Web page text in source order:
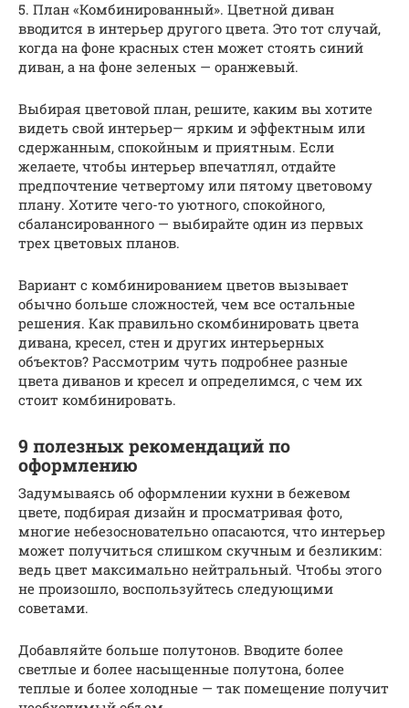
5. План «Комбинированный». Цветной диван
вводится в интерьер другого цвета. Это тот случай,
когда на фоне красных стен может стоять синий
диван, а на фоне зеленых — оранжевый.
Выбирая цветовой план, решите, каким вы хотите
видеть свой интерьер— ярким и эффектным или
сдержанным, спокойным и приятным. Если
желаете, чтобы интерьер впечатлял, отдайте
предпочтение четвертому или пятому цветовому
плану. Хотите чего-то уютного, спокойного,
сбалансированного — выбирайте один из первых
трех цветовых планов.
Вариант с комбинированием цветов вызывает
обычно больше сложностей, чем все остальные
решения. Как правильно скомбинировать цвета
дивана, кресел, стен и других интерьерных
объектов? Рассмотрим чуть подробнее разные
цвета диванов и кресел и определимся, с чем их
стоит комбинировать.
9 полезных рекомендаций по
оформлению
Задумываясь об оформлении кухни в бежевом
цвете, подбирая дизайн и просматривая фото,
многие небезосновательно опасаются, что интерьер
может получиться слишком скучным и безликим:
ведь цвет максимально нейтральный. Чтобы этого
не произошло, воспользуйтесь следующими
советами.
Добавляйте больше полутонов. Вводите более
светлые и более насыщенные полутона, более
теплые и более холодные — так помещение получит